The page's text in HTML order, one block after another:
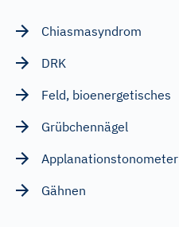
Chiasmasyndrom
DRK
Feld, bioenergetisches
Grübchennägel
Applanationstonometer
Gähnen